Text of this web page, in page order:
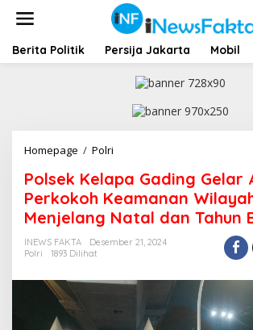
t
Berita Politik Persija Jakarta Mobil
Homepage / Polri
l
s
e
k
K
a
a
Polsek Kelapa Gading Gelar
Perkokoh Keamanan
Menjelang Natal dan Tahun
INEWS FAKTA
Desember 21, 2024
Polri
1893 Dilihat